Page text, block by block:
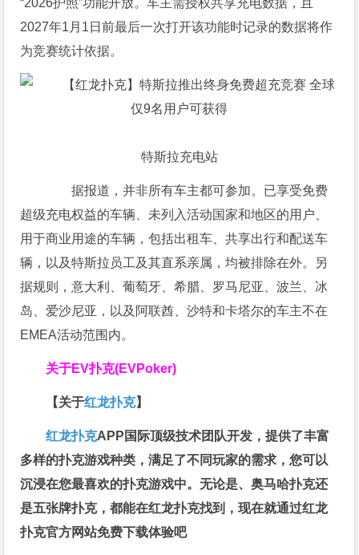
“2026护照”功能开放。车主需授权共享充电数据，且
2027年1月1日前最后一次打开该功能时记录的数据将作
为竞赛统计依据。
特斯拉充电站
据报道，并非所有车主都可参加。已享受免费
超级充电权益的车辆、未列入活动国家和地区的用户、
用于商业用途的车辆，包括出租车、共享出行和配送车
辆，以及特斯拉员工及其直系亲属，均被排除在外。另
据规则，意大利、葡萄牙、希腊、罗马尼亚、波兰、冰
岛、爱沙尼亚，以及阿联酋、沙特和卡塔尔的车主不在
EMEA活动范围内。
关于EV扑克(EVPoker)
【关于红龙扑克】
红龙扑克APP国际顶级技术团队开发，提供了丰富
多样的扑克游戏种类，满足了不同玩家的需求，您可以
沉浸在您最喜欢的扑克游戏中。无论是、奥马哈扑克还
是五张牌扑克，都能在红龙扑克找到，现在就通过红龙
扑克官方网站免费下载体验吧